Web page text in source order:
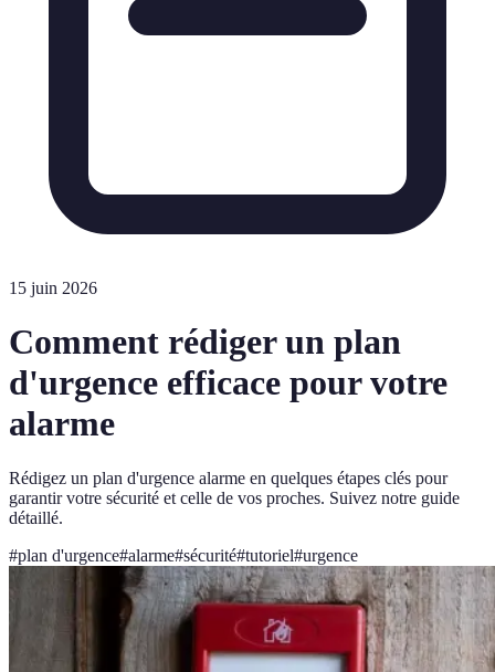
15 juin 2026
Comment rédiger un plan
d'urgence efficace pour votre
alarme
Rédigez un plan d'urgence alarme en quelques étapes clés pour
garantir votre sécurité et celle de vos proches. Suivez notre guide
détaillé.
#plan d'urgence#alarme#sécurité#tutoriel#urgence